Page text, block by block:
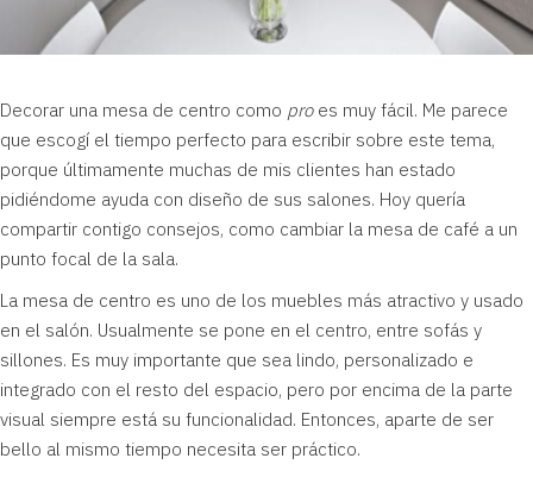
Decorar una mesa de centro como proes muy fácil. Me parece
que escogí el tiempo perfecto para escribir sobre este tema,
porque últimamente muchas de mis clientes han estado
pidiéndome ayuda con diseño de sus salones. Hoy quería
compartir contigo consejos, como cambiar la mesa de café a un
punto focal de la sala.
La mesa de centro es uno de los muebles más atractivo y usado
en el salón. Usualmente se pone en el centro, entre sofás y
sillones. Es muy importante que sea lindo, personalizado e
integrado con el resto del espacio, pero por encima de la parte
visual siempre está su funcionalidad. Entonces, aparte de ser
bello al mismo tiempo necesita ser práctico.